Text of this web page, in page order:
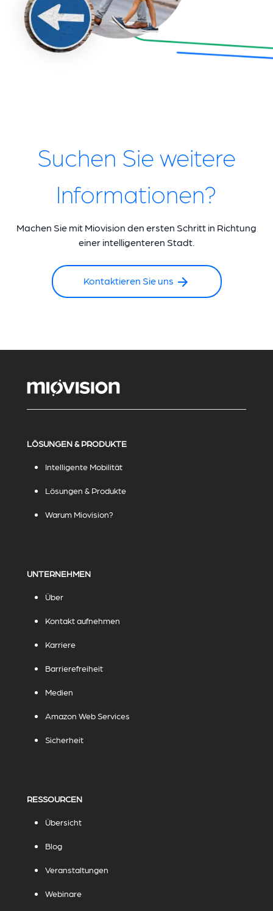
Suchen Sie weitere
Informationen?
Machen Sie mit Miovision den ersten Schritt in Richtung
einer intelligenteren Stadt.
Kontaktieren Sie uns
LÖSUNGEN & PRODUKTE
Intelligente Mobilität
Lösungen & Produkte
Warum Miovision?
UNTERNEHMEN
Über
Kontakt aufnehmen
Karriere
Barrierefreiheit
Medien
Amazon Web Services
Sicherheit
RESSOURCEN
Übersicht
Blog
Veranstaltungen
Webinare